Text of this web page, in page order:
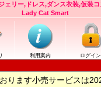
ェリー,ドレス,ダンス衣装,仮装コ
Lady Cat Smart
利用案内 ログイン
ります小売サービスは